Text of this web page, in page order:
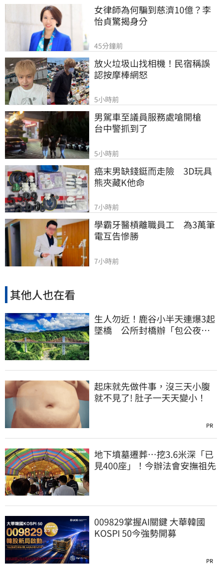
女律師為何騙到慈濟10億？李
怡貞驚揭身分
45分鐘前
放火垃圾山找相機！民宿稱誤
認按摩棒網怒
5小時前
男駕車至議員服務處嗆開槍
台中警抓到了
5小時前
癌末男缺錢鋌而走險　3D玩具
熊夾藏K他命
7小時前
學霸牙醫槓離職員工　為3萬筆
電互告慘勝
7小時前
其他人也在看
生人勿近！鹿谷小半天連爆3起
墜橋 公所封橋辦「包公夜
起床就先做件事，沒三天小腹
就不見了! 肚子一天天變小！
PR
地下墳墓遷葬…挖3.6米深「已
見400座」！今辦法會安撫祖先
009829掌握AI關鍵 大華韓國
KOSPI 50今強勢開募
PR